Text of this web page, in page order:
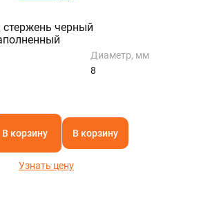
черный
Диаметр, мм
8
В корзину В корзину
Узнать цену